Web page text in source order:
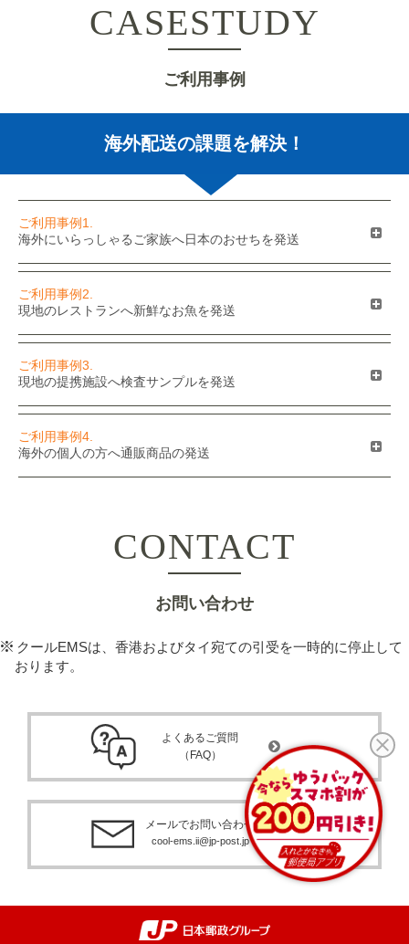
CASESTUDY
ご利用事例
海外配送の課題を解決！
ご利用事例1.
海外にいらっしゃるご家族へ日本のおせちを発送
ご利用事例2.
現地のレストランへ新鮮なお魚を発送
ご利用事例3.
現地の提携施設へ検査サンプルを発送
ご利用事例4.
海外の個人の方へ通販商品の発送
CONTACT
お問い合わせ
クールEMSは、香港およびタイ宛ての引受を一時的に停止して
おります。
よくあるご質問
（FAQ）
メールでお問い合わせ
cool-ems.ii@jp-post.jp